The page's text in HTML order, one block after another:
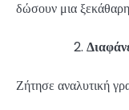
δώσουν μια
Ζήτησε αναλυτική